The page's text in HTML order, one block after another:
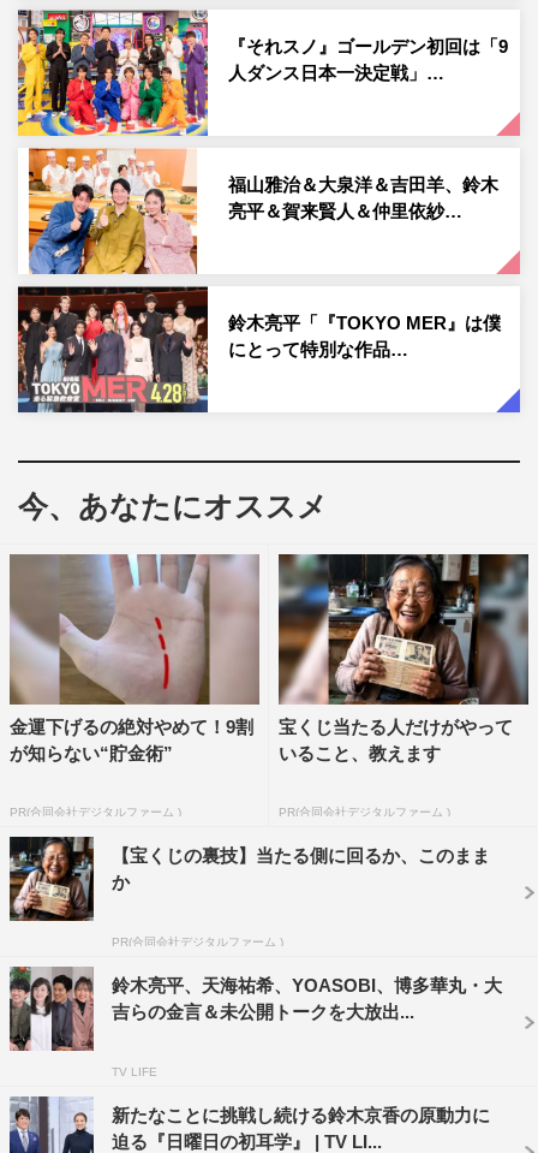
栗旬との秘話を告白。10年来の親友・勝地涼が、リモート
中継で知られざる鈴木の素顔を暴露する。若き日から地道
な努力で目標を次々と達成してきた鈴木が将来に向けて抱
く野望とは。
スタジオゲストは、岩本照（Snoｗ Man）、大家志津香、
小杉竜一（ブラックマヨネーズ）、澤部佑（ハライチ）、
中島健人（Sexy Zone）、土生瑞穂（櫻坂46）。
『日曜日の初耳学』鈴木亮平©MBS
番組情報
『日曜日の初耳学』
番組サイト：
公式Twitter：@hatsumimigaku
公式Instagram：hatsumimigaku
『それスノ』ゴールデン初回は「9
人ダンス日本一決定戦」…
福山雅治＆大泉洋＆吉田羊、鈴木
亮平＆賀来賢人＆仲里依紗…
鈴木亮平「『TOKYO MER』は僕
にとって特別な作品…
今、あなたにオススメ
金運下げるの絶対やめて！9割
が知らない“貯金術”
PR(合同会社デジタルファーム )
宝くじ当たる人だけがやって
いること、教えます
PR(合同会社デジタルファーム )
【宝くじの裏技】当たる側に回るか、このまま
か
PR(合同会社デジタルファーム )
鈴木亮平、天海祐希、YOASOBI、博多華丸・大
吉らの金言＆未公開トークを大放出...
TV LIFE
新たなことに挑戦し続ける鈴木京香の原動力に
迫る『日曜日の初耳学』 | TV LI...